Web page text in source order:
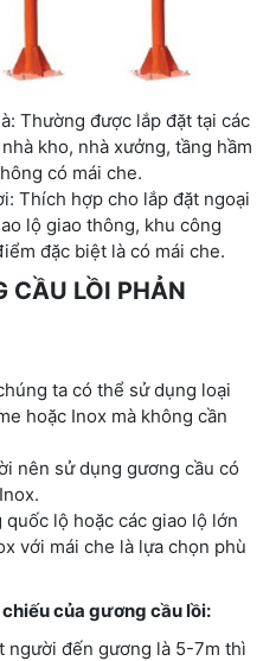
Thường được lắp đặt tại các
kho, nhà xưởng, tầng hầm
có mái che.
Thích hợp cho lắp đặt ngoại
lộ giao thông, khu công
đặc biệt là có mái che.
CẦU LỒI PHẢN
ta có thể sử dụng loại
hoặc Inox mà không cần
nên sử dụng gương cầu có
lộ hoặc các giao lộ lớn
với mái che là lựa chọn phù
của gương cầu lồi:
người đến gương là 5-7m thì